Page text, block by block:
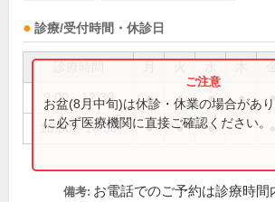
診療/受付時間・休診日
9:00～12:30 ● ● ● ● ●
15:00～18:30 ● ● ●
お盆(8月中旬)は休診・休業の場合があ
に必ず医療機関に直接ご確認ください。
備考: お電話でのご予約は診療時間